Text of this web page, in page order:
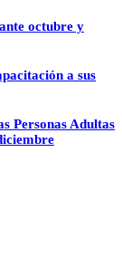
octubre y
a sus
Personas Adultas